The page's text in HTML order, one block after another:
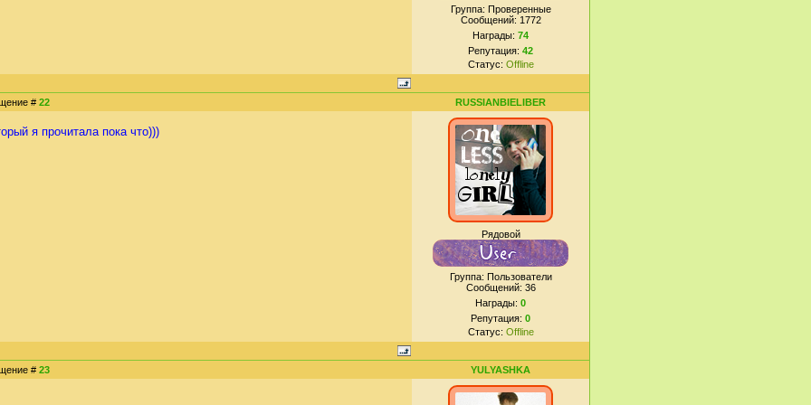
Группа: Проверенные
Сообщений: 1772
Награды: 74
Репутация: 42
Статус: Offline
# 22 RUSSIANBIELIBER
я прочитала пока что)))
Рядовой
Группа: Пользователи
Сообщений: 36
Награды: 0
Репутация: 0
Статус: Offline
# 23 YULYASHKA